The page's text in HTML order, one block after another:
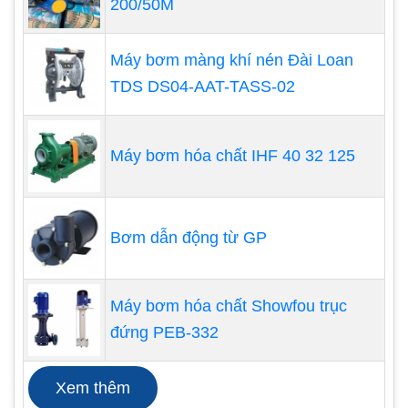
Bơm bùn chìm
Bơm chìm là một thiết bị có động cơ kín được gắn
chặt với thân bơm. Toàn bộ lắp ráp chìm trong
chất lỏng được bơm. Ưu điểm chính của loại máy
bơm này là nó ngăn chặn sự xâm thực của máy
bơm, một vấn đề liên quan đến chênh lệch độ cao
200/50M
Máy bơm màng khí nén Đài Loan
TDS DS04-AAT-TASS-02
Máy bơm hóa chất IHF 40 32 125
Bơm dẫn động từ GP
Máy bơm hóa chất Showfou trục
đứng PEB-332
Xem thêm